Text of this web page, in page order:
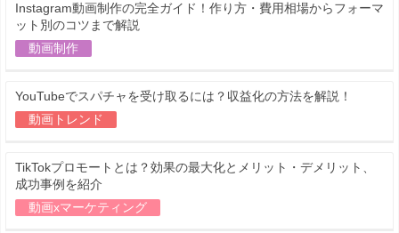
Instagram動画制作の完全ガイド！作り方・費用相場からフォーマ
ット別のコツまで解説
動画制作
YouTubeでスパチャを受け取るには？収益化の方法を解説！
動画トレンド
TikTokプロモートとは？効果の最大化とメリット・デメリット、
成功事例を紹介
動画xマーケティング